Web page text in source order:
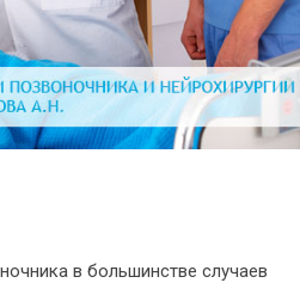
в большинстве случаев